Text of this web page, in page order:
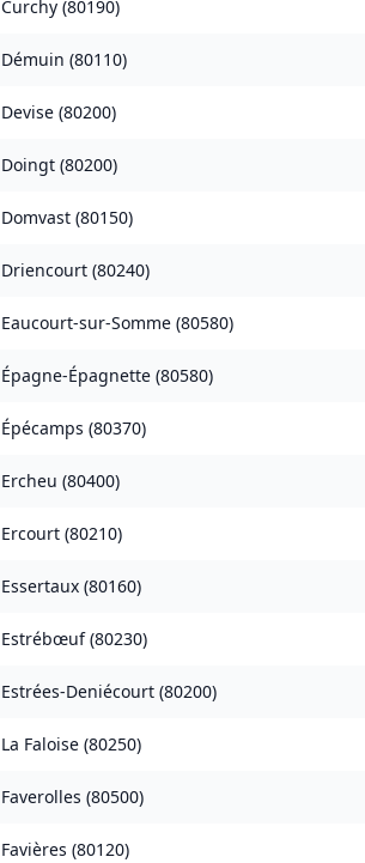
Curchy (80190)
Démuin (80110)
Devise (80200)
Doingt (80200)
Domvast (80150)
Driencourt (80240)
Eaucourt-sur-Somme (80580)
Épagne-Épagnette (80580)
Épécamps (80370)
Ercheu (80400)
Ercourt (80210)
Essertaux (80160)
Estrébœuf(80230)
Estrées-Deniécourt (80200)
La Faloise (80250)
Faverolles (80500)
Favières (80120)